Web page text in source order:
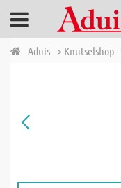
Aduis > Knutselshop